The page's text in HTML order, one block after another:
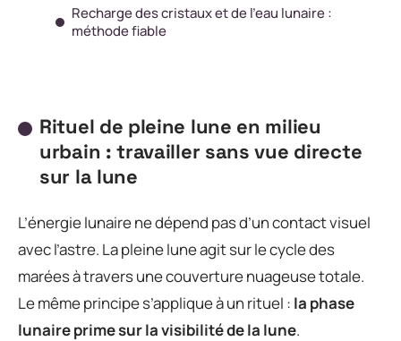
Recharge des cristaux et de l’eau lunaire :
méthode fiable
Rituel de pleine lune en milieu
urbain : travailler sans vue directe
sur la lune
L’énergie lunaire ne dépend pas d’un contact visuel
avec l’astre. La pleine lune agit sur le cycle des
marées à travers une couverture nuageuse totale.
Le même principe s’applique à un rituel : la phase
lunaire prime sur la visibilité de la lune.